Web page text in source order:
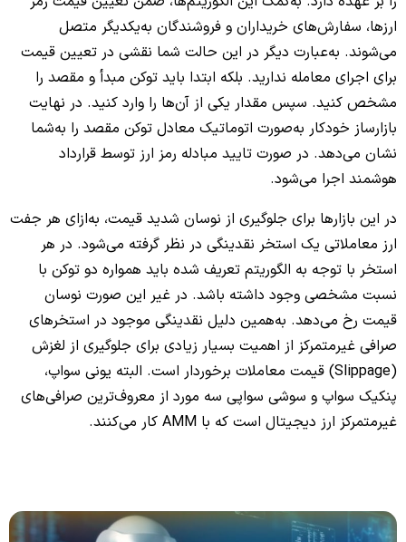
ارزها، سفارش‌های خریداران و فروشندگان به‌یکدیگر متصل
می‌شوند. به‌عبارت دیگر در این حالت شما نقشی در تعیین قیمت
برای اجرای معامله ندارید. بلکه ابتدا باید توکن مبدأ و مقصد را
مشخص کنید. سپس مقدار یکی از آن‌ها را وارد کنید. در نهایت
بازارساز خودکار به‌صورت اتوماتیک معادل توکن مقصد را به‌شما
نشان می‌دهد. در صورت تایید مبادله رمز ارز توسط قرارداد
هوشمند اجرا می‌شود.
در این بازارها برای جلوگیری از نوسان شدید قیمت، به‌ازای هر جفت
ارز معاملاتی یک استخر نقدینگی در نظر گرفته می‌شود. در هر
استخر با توجه به الگوریتم تعریف شده باید همواره دو توکن با
نسبت مشخصی وجود داشته باشد. در غیر این صورت نوسان
قیمت رخ می‌دهد. به‌همین دلیل نقدینگی موجود در استخرهای
صرافی غیرمتمرکز از اهمیت بسیار زیادی برای جلوگیری از لغزش
(Slippage) قیمت معاملات برخوردار است. البته یونی سواپ،
پنکیک سواپ و سوشی سواپی سه مورد از معروف‌ترین صرافی‌های
غیرمتمرکز ارز دیجیتال است که با AMM کار می‌کنند.